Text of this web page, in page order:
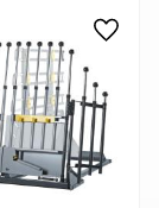
Lägg